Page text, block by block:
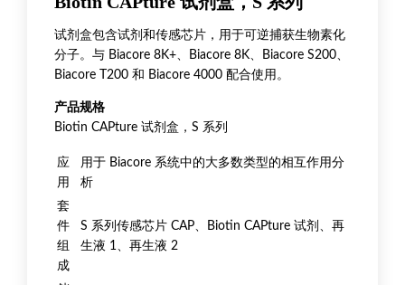
试剂盒包含试剂和传感芯片，用于可逆捕获生物素化
分子。与 Biacore 8K+、Biacore 8K、Biacore S200、
Biacore T200 和 Biacore 4000 配合使用。
产品规格
Biotin CAPture 试剂盒，S 系列
应
用
用于 Biacore 系统中的大多数类型的相互作用分
析
套
件
组
成
S 系列传感芯片 CAP、Biotin CAPture 试剂、再
生液 1、再生液 2